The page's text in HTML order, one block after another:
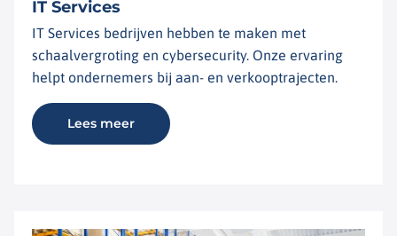
IT Services
IT Services bedrijven hebben te maken met
schaalvergroting en cybersecurity. Onze ervaring
helpt ondernemers bij aan- en verkooptrajecten.
Lees meer